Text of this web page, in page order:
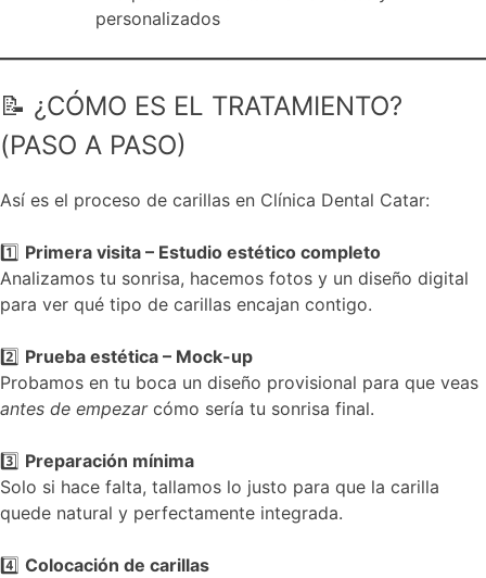
personalizados
📝 ¿CÓMO ES EL TRATAMIENTO?
(PASO A PASO)
Así es el proceso de carillas en Clínica Dental Catar:
1️⃣ Primera visita – Estudio estético completo
Analizamos tu sonrisa, hacemos fotos y un diseño digital
para ver qué tipo de carillas encajan contigo.
2️⃣ Prueba estética – Mock-up
Probamos en tu boca un diseño provisional para que veas
antes de empezarcómo sería tu sonrisa final.
3️⃣ Preparación mínima
Solo si hace falta, tallamos lo justo para que la carilla
quede natural y perfectamente integrada.
4️⃣ Colocación de carillas